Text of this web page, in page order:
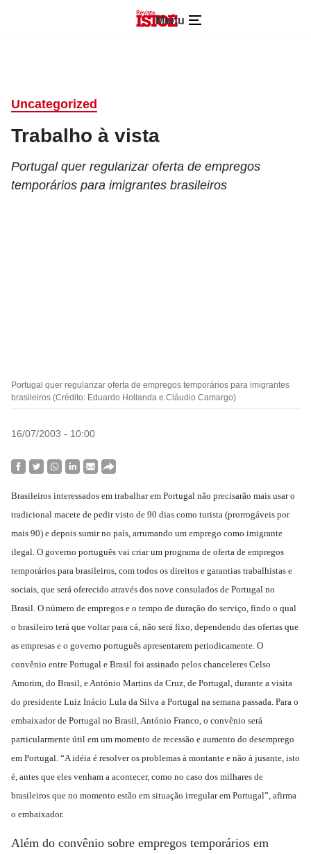
Menu
Uncategorized
Trabalho à vista
Portugal quer regularizar oferta de empregos
temporários para imigrantes brasileiros
Portugal quer regularizar oferta de empregos temporários para imigrantes
brasileiros (Crédito: Eduardo Hollanda e Cláudio Camargo)
16/07/2003 - 10:00
Brasileiros interessados em trabalhar em Portugal não precisarão mais usar o
tradicional macete de pedir visto de 90 dias como turista (prorrogáveis por
mais 90) e depois sumir no país, arrumando um emprego como imigrante
ilegal. O governo português vai criar um programa de oferta de empregos
temporários para brasileiros, com todos os direitos e garantias trabalhistas e
sociais, que será oferecido através dos nove consulados de Portugal no
Brasil. O número de empregos e o tempo de duração do serviço, findo o qual
o brasileiro terá que voltar para cá, não será fixo, dependendo das ofertas que
as empresas e o governo português apresentarem periodicamente. O
convênio entre Portugal e Brasil foi assinado pelos chanceleres Celso
Amorim, do Brasil, e António Martins da Cruz, de Portugal, durante a visita
do presidente Luiz Inácio Lula da Silva a Portugal na semana passada. Para o
embaixador de Portugal no Brasil, António Franco, o convênio será
particularmente útil em um momento de recessão e aumento do desemprego
em Portugal. “A idéia é resolver os problemas à montante e não à jusante, isto
é, antes que eles venham a acontecer, como no caso dos milhares de
brasileiros que no momento estão em situação irregular em Portugal”, afirma
o embaixador.
Além do convênio sobre empregos temporários em